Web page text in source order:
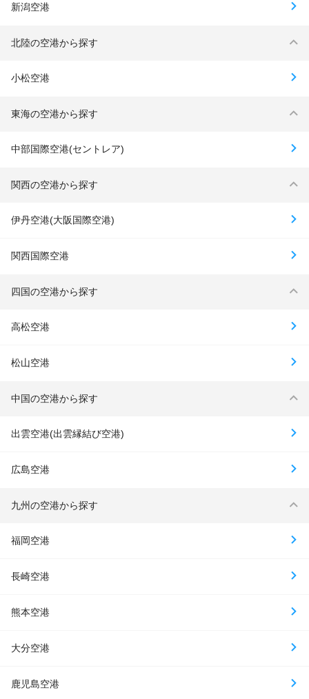
新潟空港
北陸の空港から探す
小松空港
東海の空港から探す
中部国際空港(セントレア)
関西の空港から探す
伊丹空港(大阪国際空港)
関西国際空港
四国の空港から探す
高松空港
松山空港
中国の空港から探す
出雲空港(出雲縁結び空港)
広島空港
九州の空港から探す
福岡空港
長崎空港
熊本空港
大分空港
鹿児島空港